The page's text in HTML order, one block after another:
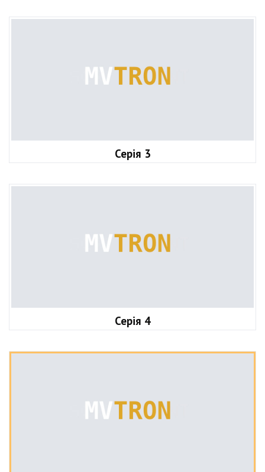
Серія 3
Серія 4